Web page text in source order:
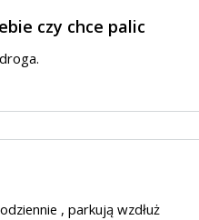
czy chce palic
, parkują wzdłuż